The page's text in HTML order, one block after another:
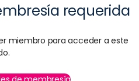
requerida
miembro para acceder a este